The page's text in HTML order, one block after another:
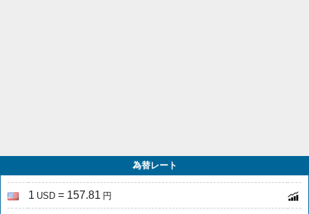
為替レート
1 USD = 157.81 円